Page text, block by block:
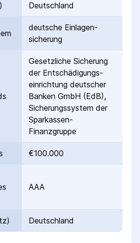
Deutschland
deutsche Einlagen­
sicherung
Gesetzliche Sicherung
der Entschädigungs­
einrichtung deutscher
Banken GmbH (EdB),
Sicherungssystem der
Sparkassen-
Finanzgruppe
€100.000
AAA
Deutschland